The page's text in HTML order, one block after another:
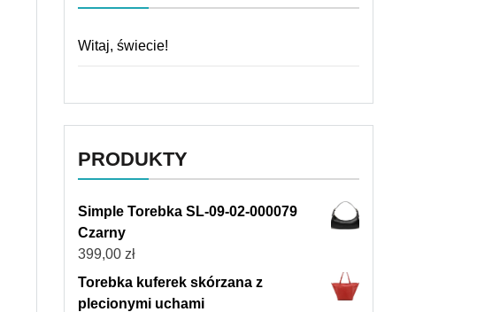
Witaj, świecie!
PRODUKTY
Simple Torebka SL-09-02-000079
Czarny
399,00 zł
Torebka kuferek skórzana z
plecionymi uchami